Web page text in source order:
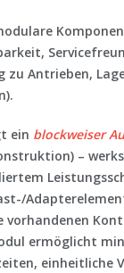
zu Antrieben,
ein blockweiser
–
vorhandenen
ermöglicht
einheitliche